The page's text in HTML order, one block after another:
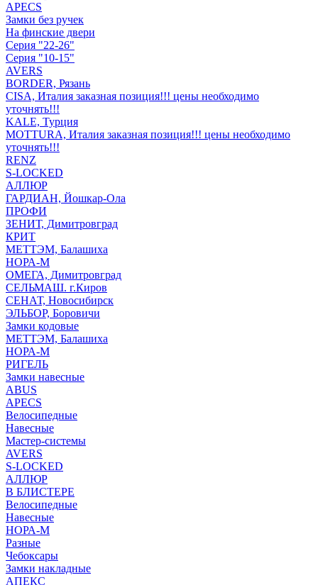
APECS
Замки без ручек
На финские двери
Серия "22-26"
Серия "10-15"
AVERS
BORDER, Рязань
CISA, Италия заказная позиция!!! цены необходимо
уточнять!!!
KALE, Турция
MOTTURA, Италия заказная позиция!!! цены необходимо
уточнять!!!
RENZ
S-LOCKED
АЛЛЮР
ГАРДИАН, Йошкар-Ола
ПРОФИ
ЗЕНИТ, Димитровград
КРИТ
МЕТТЭМ, Балашиха
НОРА-М
ОМЕГА, Димитровград
СЕЛЬМАШ. г.Киров
СЕНАТ, Новосибирск
ЭЛЬБОР, Боровичи
Замки кодовые
МЕТТЭМ, Балашиха
НОРА-М
РИГЕЛЬ
Замки навесные
ABUS
APECS
Велосипедные
Навесные
Мастер-системы
AVERS
S-LOCKED
АЛЛЮР
В БЛИСТЕРЕ
Велосипедные
Навесные
НОРА-М
Разные
Чебоксары
Замки накладные
АПЕКС